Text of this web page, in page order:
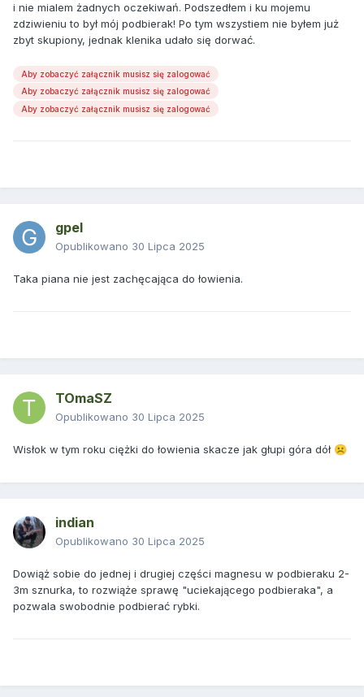
i nie mialem żadnych oczekiwań. Podszedłem i ku mojemu
zdziwieniu to był mój podbierak! Po tym wszystiem nie byłem już
zbyt skupiony, jednak klenika udało się dorwać.
Aby zobaczyć załącznik musisz się zalogować
Aby zobaczyć załącznik musisz się zalogować
Aby zobaczyć załącznik musisz się zalogować
gpel
Opublikowano 30 Lipca 2025
Taka piana nie jest zachęcająca do łowienia.
TOmaSZ
Opublikowano 30 Lipca 2025
Wisłok w tym roku ciężki do łowienia skacze jak głupi góra dół ☹️
indian
Opublikowano 30 Lipca 2025
Dowiąż sobie do jednej i drugiej części magnesu w podbieraku 2-
3m sznurka, to rozwiąże sprawę "uciekającego podbieraka", a
pozwala swobodnie podbierać rybki.